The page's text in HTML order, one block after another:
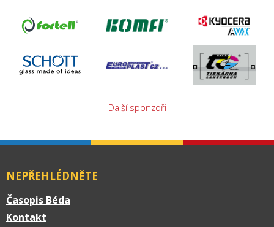
Další sponzoři
NEPŘEHLÉDNĚTE
Časopis Béda
Kontakt